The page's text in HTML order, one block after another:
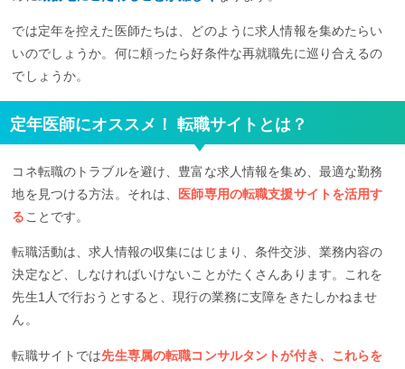
では定年を控えた医師たちは、どのように求人情報を集めたらい
いのでしょうか。何に頼ったら好条件な再就職先に巡り合えるの
でしょうか。
定年医師にオススメ！ 転職サイトとは？
コネ転職のトラブルを避け、豊富な求人情報を集め、最適な勤務
地を見つける方法。それは、
医師専用の転職支援サイトを活用す
る ことです。
転職活動は、求人情報の収集にはじまり、条件交渉、業務内容の
決定など、しなければいけないことがたくさんあります。これを
先生1人で行おうとすると、現行の業務に支障をきたしかねませ
ん。
転職サイトでは先生専属の転職コンサルタントが付き、これらを